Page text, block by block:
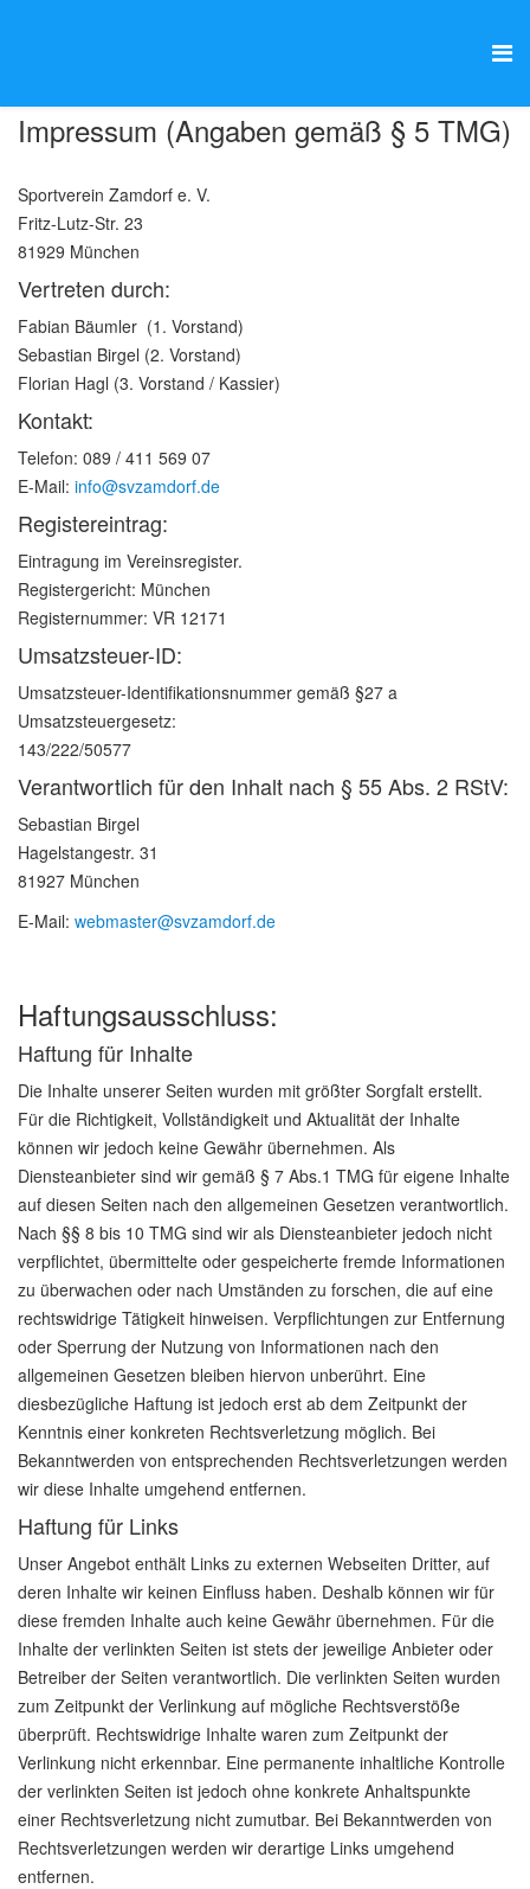
Impressum (Angaben gemäß § 5 TMG)
Sportverein Zamdorf e. V.
Fritz-Lutz-Str. 23
81929 München
Vertreten durch:
Fabian Bäumler (1. Vorstand)
Sebastian Birgel (2. Vorstand)
Florian Hagl (3. Vorstand / Kassier)
Kontakt:
Telefon: 089 / 411 569 07
E-Mail: info@svzamdorf.de
Registereintrag:
Eintragung im Vereinsregister.
Registergericht: München
Registernummer: VR 12171
Umsatzsteuer-ID:
Umsatzsteuer-Identifikationsnummer gemäß §27 a
Umsatzsteuergesetz:
143/222/50577
Verantwortlich für den Inhalt nach § 55 Abs. 2 RStV:
Sebastian Birgel
Hagelstangestr. 31
81927 München
E-Mail: webmaster@svzamdorf.de
Haftungsausschluss:
Haftung für Inhalte
Die Inhalte unserer Seiten wurden mit größter Sorgfalt erstellt.
Für die Richtigkeit, Vollständigkeit und Aktualität der Inhalte
können wir jedoch keine Gewähr übernehmen. Als
Diensteanbieter sind wir gemäß § 7 Abs.1 TMG für eigene Inhalte
auf diesen Seiten nach den allgemeinen Gesetzen verantwortlich.
Nach §§ 8 bis 10 TMG sind wir als Diensteanbieter jedoch nicht
verpflichtet, übermittelte oder gespeicherte fremde Informationen
zu überwachen oder nach Umständen zu forschen, die auf eine
rechtswidrige Tätigkeit hinweisen. Verpflichtungen zur Entfernung
oder Sperrung der Nutzung von Informationen nach den
allgemeinen Gesetzen bleiben hiervon unberührt. Eine
diesbezügliche Haftung ist jedoch erst ab dem Zeitpunkt der
Kenntnis einer konkreten Rechtsverletzung möglich. Bei
Bekanntwerden von entsprechenden Rechtsverletzungen werden
wir diese Inhalte umgehend entfernen.
Haftung für Links
Unser Angebot enthält Links zu externen Webseiten Dritter, auf
deren Inhalte wir keinen Einfluss haben. Deshalb können wir für
diese fremden Inhalte auch keine Gewähr übernehmen. Für die
Inhalte der verlinkten Seiten ist stets der jeweilige Anbieter oder
Betreiber der Seiten verantwortlich. Die verlinkten Seiten wurden
zum Zeitpunkt der Verlinkung auf mögliche Rechtsverstöße
überprüft. Rechtswidrige Inhalte waren zum Zeitpunkt der
Verlinkung nicht erkennbar. Eine permanente inhaltliche Kontrolle
der verlinkten Seiten ist jedoch ohne konkrete Anhaltspunkte
einer Rechtsverletzung nicht zumutbar. Bei Bekanntwerden von
Rechtsverletzungen werden wir derartige Links umgehend
entfernen.